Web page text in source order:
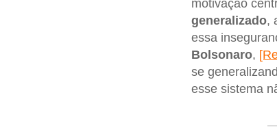
motivação
generalizado,
essa
Bolsonaro,
se
esse sistema